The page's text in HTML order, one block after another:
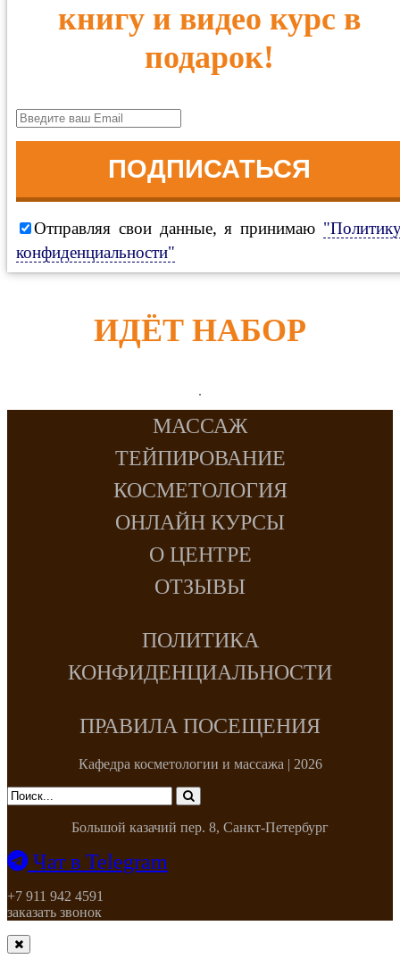
книгу и видео курс в
подарок!
ПОДПИСАТЬСЯ
Отправляя свои данные, я принимаю
конфиденциальности"
ИДЁТ НАБОР
МАССАЖ
ТЕЙПИРОВАНИЕ
КОСМЕТОЛОГИЯ
ОНЛАЙН КУРСЫ
О ЦЕНТРЕ
ОТЗЫВЫ
ПОЛИТИКА
КОНФИДЕНЦИАЛЬНОСТИ
ПРАВИЛА ПОСЕЩЕНИЯ
Кафедра косметологии и массажа | 2026
Большой казачий пер. 8, Санкт-Петербург
Чат в Telegram
+7 911 942 4591
заказать звонок